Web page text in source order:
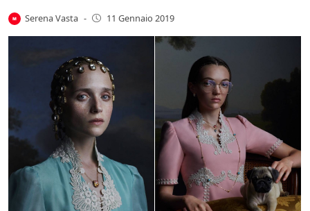
Serena Vasta - 11 Gennaio 2019